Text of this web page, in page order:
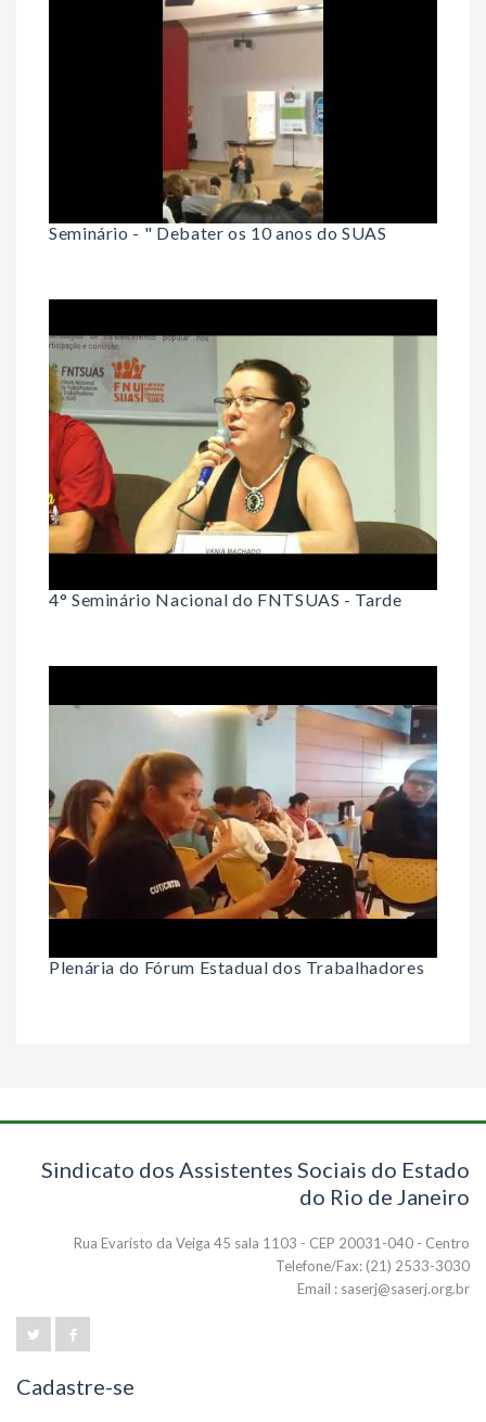
Seminário - " Debater os 10 anos do SUAS
4° Seminário Nacional do FNTSUAS - Tarde
Plenária do Fórum Estadual dos Trabalhadores
Sindicato dos Assistentes Sociais do Estado
do Rio de Janeiro
Rua Evaristo da Veiga 45 sala 1103 - CEP 20031-040 - Centro
Telefone/Fax: (21) 2533-3030
Email : saserj@saserj.org.br
Cadastre-se